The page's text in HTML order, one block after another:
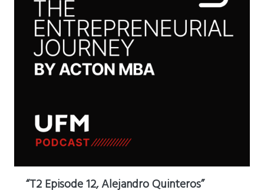
“T2 Episode 12, Alejandro Quinteros”